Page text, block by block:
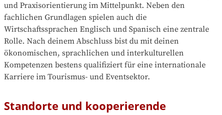
und Praxisorientierung im Mittelpunkt. Neben den
fachlichen Grundlagen spielen auch die
Wirtschaftssprachen Englisch und Spanisch eine zentrale
Rolle. Nach deinem Abschluss bist du mit deinen
ökonomischen, sprachlichen und interkulturellen
Kompetenzen bestens qualifiziert für eine internationale
Karriere im Tourismus- und Eventsektor.
Standorte und kooperierende